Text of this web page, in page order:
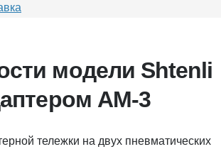
модели Shtenli
АМ-3
тележки на двух пневматических